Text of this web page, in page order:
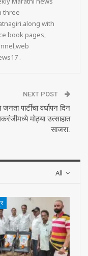
three
with
book pages,
.
NEXT POST
जनता पार्टीचा वर्धापन दिन
मोठ्या उत्साहात
साजरा.
All